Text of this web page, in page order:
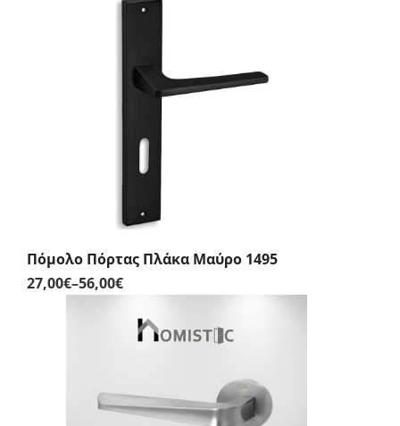
range:
through
68,00€
Πόμολο Πόρτας Πλάκα Μαύρο 1495
27,00€–56,00€Price
range:
27,00€